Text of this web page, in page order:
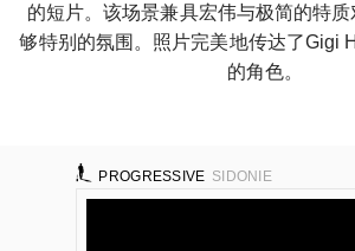
的短片。该场景兼具宏伟与极简的特
够特别的氛围。照片完美地传达了Gigi
的角色。
PROGRESSIVE SIDONIE